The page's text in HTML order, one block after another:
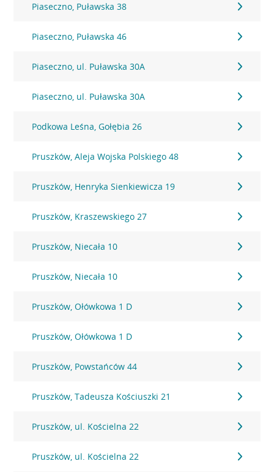
Piaseczno, Puławska 38
Piaseczno, Puławska 46
Piaseczno, ul. Puławska 30A
Piaseczno, ul. Puławska 30A
Podkowa Leśna, Gołębia 26
Pruszków, Aleja Wojska Polskiego 48
Pruszków, Henryka Sienkiewicza 19
Pruszków, Kraszewskiego 27
Pruszków, Niecała 10
Pruszków, Niecała 10
Pruszków, Ołówkowa 1 D
Pruszków, Ołówkowa 1 D
Pruszków, Powstańców 44
Pruszków, Tadeusza Kościuszki 21
Pruszków, ul. Kościelna 22
Pruszków, ul. Kościelna 22